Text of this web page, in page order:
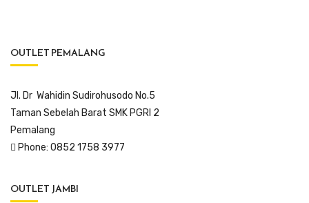
OUTLET PEMALANG
Jl. Dr Wahidin Sudirohusodo No.5
Taman Sebelah Barat SMK PGRI 2
Pemalang
Phone: 0852 1758 3977
OUTLET JAMBI